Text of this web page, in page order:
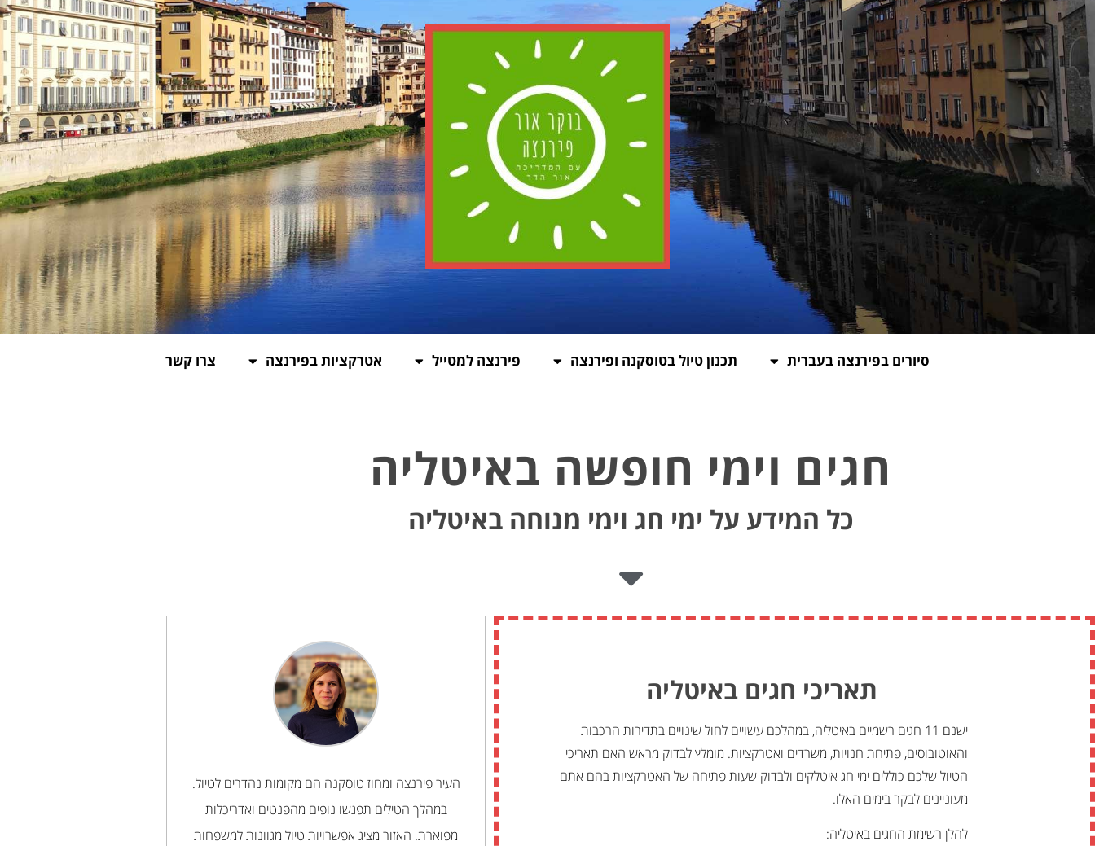
סיורים בפירנצה בעברית תכנון טיול בטוסקנה ופירנצה פירנצה למטייל אטרקציות בפירנצה צרו קשר
חגים וימי חופשה באיטליה
כל המידע על ימי חג וימי מנוחה באיטליה
תאריכי חגים באיטליה
ישנם 11 חגים רשמיים באיטליה, במהלכם עשויים לחול שינויים בתדירות הרכבות
והאוטובוסים, פתיחת חנויות, משרדים ואטרקציות. מומלץ לבדוק מראש האם תאריכי
הטיול שלכם כוללים ימי חג איטלקים ולבדוק שעות פתיחה של האטרקציות בהם אתם
מעוניינים לבקר בימים האלו.
להלן רשימת החגים באיטליה:
העיר פירנצה ומחוז טוסקנה הם מקומות נהדרים לטיול.
במהלך הטילים תפגשו נופים מהפנטים ואדריכלות
מפוארת. האזור מציג אפשרויות טיול מגוונות למשפחות